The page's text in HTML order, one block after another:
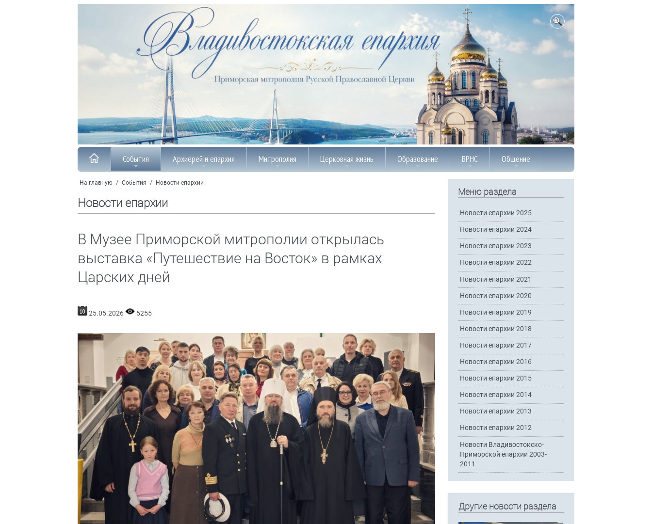
События Архиерей и епархия Митрополия Церковная жизнь Образование ВРНС Общение
На главную / События / Новости епархии
Новости епархии
В Музее Приморской митрополии открылась
выставка «Путешествие на Восток» в рамках
Царских дней
25.05.2026 5255
Меню раздела
Новости епархии 2025
Новости епархии 2024
Новости епархии 2023
Новости епархии 2022
Новости епархии 2021
Новости епархии 2020
Новости епархии 2019
Новости епархии 2018
Новости епархии 2017
Новости епархии 2016
Новости епархии 2015
Новости епархии 2014
Новости епархии 2013
Новости епархии 2012
Новости Владивостокско-
Приморской епархии 2003-
2011
Другие новости раздела